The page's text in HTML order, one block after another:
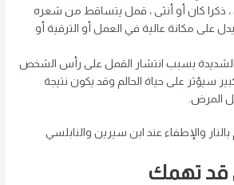
، ذكرا كان أو أنثى ، قمل يتساقط من شعره
يدل على مكانة عالية في العمل أو الترقية أو
بسبب انتشار القمل على رأس الشخص
سيؤثر على حياة الحالم وقد يكون نتيجة
المرض.
والإطفاء عند ابن سيرين والنابلسي
قد تهمك